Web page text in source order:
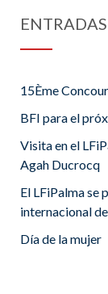
15Ème
BFI para el
Visita en el
Agah Ducrocq
El LFiPalma se
internacional
Día de la mujer